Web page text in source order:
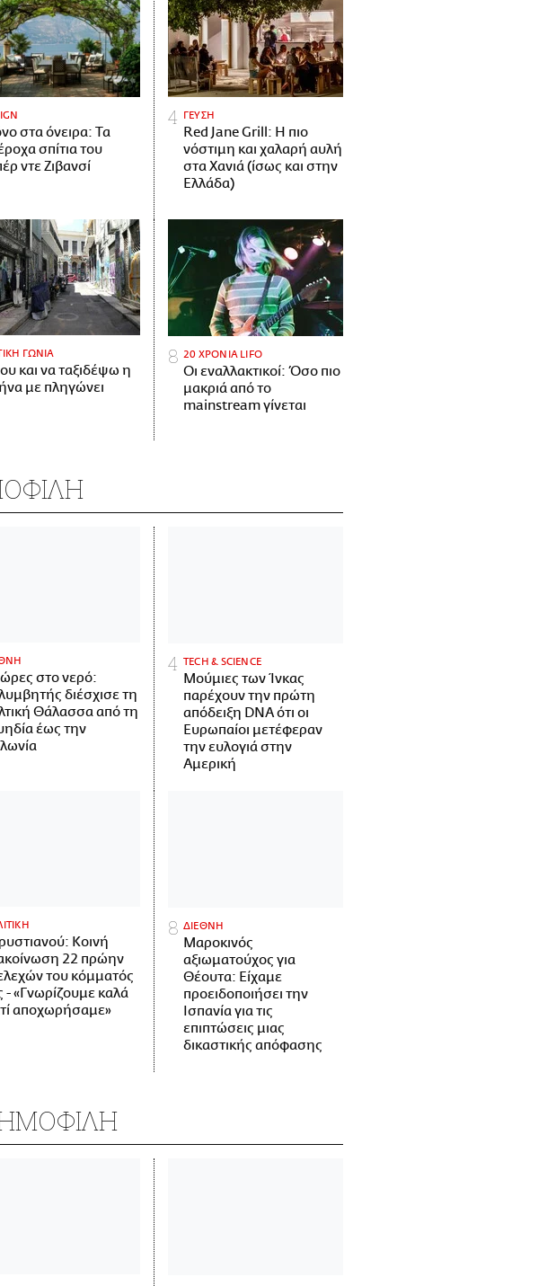
στα όνειρα: Τα
σπίτια του
ντε Ζιβανσί
ΓΕΥΣΗ
Red Jane Grill: Η πιο
νόστιμη και χαλαρή αυλή
στα Χανιά (ίσως και στην
Ελλάδα)
ΓΩΝΙΑ
και να ταξιδέψω η
με πληγώνει
20 ΧΡΟΝΙΑ LIFO
Οι εναλλακτικοί: Όσο πιο
μακριά από το
mainstream γίνεται
στο νερό:
διέσχισε τη
Θάλασσα από τη
έως την
ΤECH & SCIENCE
Μούμιες των Ίνκας
παρέχουν την πρώτη
απόδειξη DNA ότι οι
Ευρωπαίοι μετέφεραν
την ευλογιά στην
Αμερική
Κοινή
22 πρώην
του κόμματός
- «Γνωρίζουμε καλά
αποχωρήσαμε»
ΔΙΕΘΝΗ
Μαροκινός
αξιωματούχος για
Θέουτα: Είχαμε
προειδοποιήσει την
Ισπανία για τις
επιπτώσεις μιας
δικαστικής απόφασης